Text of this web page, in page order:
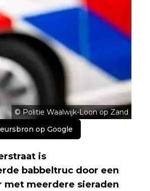
© Politie Waalwijk-Loon op Zand
op Google
is
babbeltruc door een
met meerdere sieraden